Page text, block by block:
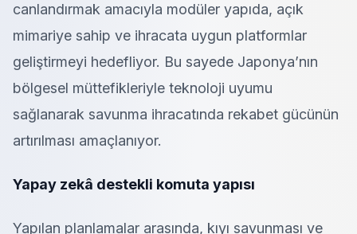
canlandırmak amacıyla modüler yapıda, açık
mimariye sahip ve ihracata uygun platformlar
geliştirmeyi hedefliyor. Bu sayede Japonya’nın
bölgesel müttefikleriyle teknoloji uyumu
sağlanarak savunma ihracatında rekabet gücünün
artırılması amaçlanıyor.
Yapay zekâ destekli komuta yapısı
Yapılan planlamalar arasında, kıyı savunması ve